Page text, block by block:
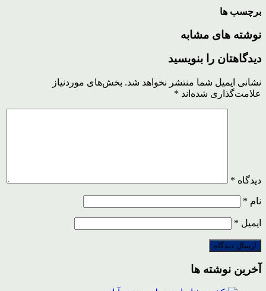
برچسب ها
نوشته های مشابه
دیدگاهتان را بنویسید
نشانی ایمیل شما منتشر نخواهد شد. بخش‌های موردنیاز
علامت‌گذاری شده‌اند *
دیدگاه *
نام *
ایمیل *
آخرین نوشته ها